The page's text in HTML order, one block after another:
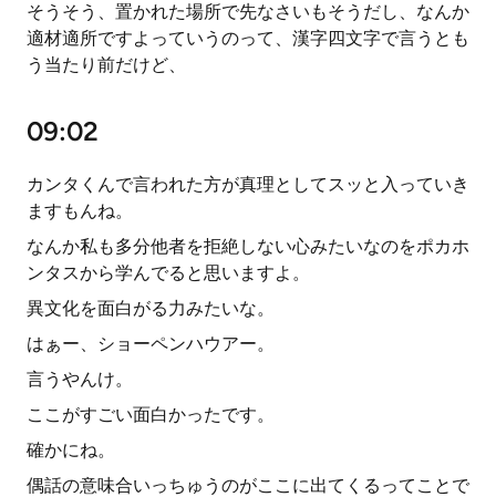
そうそう、置かれた場所で先なさいもそうだし、なんか
適材適所ですよっていうのって、漢字四文字で言うとも
う当たり前だけど、
09:02
カンタくんで言われた方が真理としてスッと入っていき
ますもんね。
なんか私も多分他者を拒絶しない心みたいなのをポカホ
ンタスから学んでると思いますよ。
異文化を面白がる力みたいな。
はぁー、ショーペンハウアー。
言うやんけ。
ここがすごい面白かったです。
確かにね。
偶話の意味合いっちゅうのがここに出てくるってことで